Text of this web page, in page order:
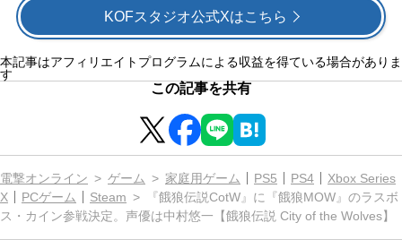
KOFスタジオ公式Xはこちら
本記事はアフィリエイトプログラムによる収益を得ている場合がありま
す
この記事を共有
電撃オンライン ゲーム 家庭用ゲーム PS5 PS4
Xbox Series
X
PCゲーム Steam
『餓狼伝説CotW』に『餓狼MOW』のラスボ
ス・カイン参戦決定。声優は中村悠一【餓狼伝説 City of the Wolves】